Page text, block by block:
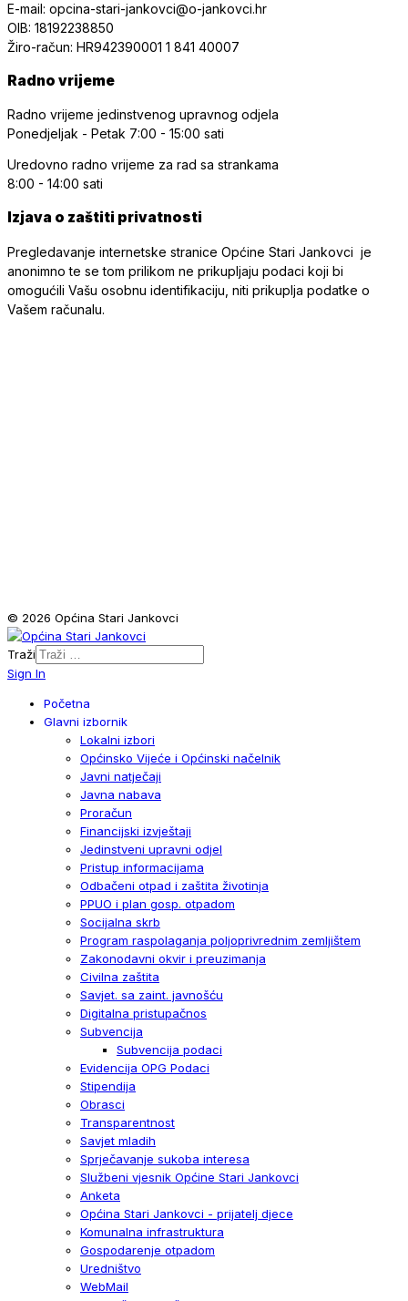
E-mail: opcina-stari-jankovci@o-jankovci.hr
OIB: 18192238850
Žiro-račun: HR942390001 1 841 40007
Radno vrijeme
Radno vrijeme jedinstvenog upravnog odjela
Ponedjeljak - Petak 7:00 - 15:00 sati
Uredovno radno vrijeme za rad sa strankama
8:00 - 14:00 sati
Izjava o zaštiti privatnosti
Pregledavanje internetske stranice Općine Stari Jankovci je
anonimno te se tom prilikom ne prikupljaju podaci koji bi
omogućili Vašu osobnu identifikaciju, niti prikuplja podatke o
Vašem računalu.
© 2026 Općina Stari Jankovci
Traži
Sign In
Početna
Glavni izbornik
Lokalni izbori
Općinsko Vijeće i Općinski načelnik
Javni natječaji
Javna nabava
Proračun
Financijski izvještaji
Jedinstveni upravni odjel
Pristup informacijama
Odbačeni otpad i zaštita životinja
PPUO i plan gosp. otpadom
Socijalna skrb
Program raspolaganja poljoprivrednim zemljištem
Zakonodavni okvir i preuzimanja
Civilna zaštita
Savjet. sa zaint. javnošću
Digitalna pristupačnos
Subvencija
Subvencija podaci
Evidencija OPG Podaci
Stipendija
Obrasci
Transparentnost
Savjet mladih
Sprječavanje sukoba interesa
Službeni vjesnik Općine Stari Jankovci
Anketa
Općina Stari Jankovci - prijatelj djece
Komunalna infrastruktura
Gospodarenje otpadom
Uredništvo
WebMail